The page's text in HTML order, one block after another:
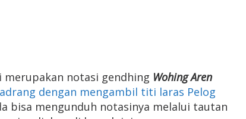
merupakan notasi gendhing Wohing Aren
dengan mengambil titi laras Pelog
bisa mengunduh notasinya melalui tautan